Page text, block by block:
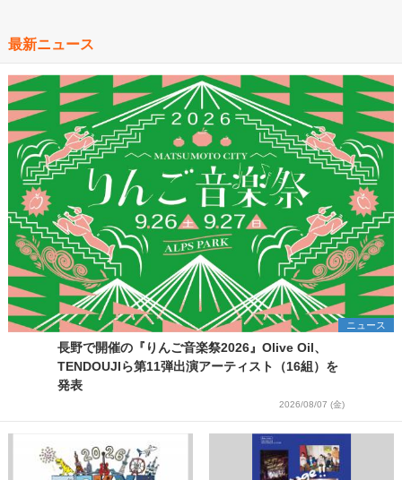
最新ニュース
ニュース
長野で開催の『りんご音楽祭2026』Olive Oil、
TENDOUJIら第11弾出演アーティスト（16組）を
発表
2026/08/07 (金)